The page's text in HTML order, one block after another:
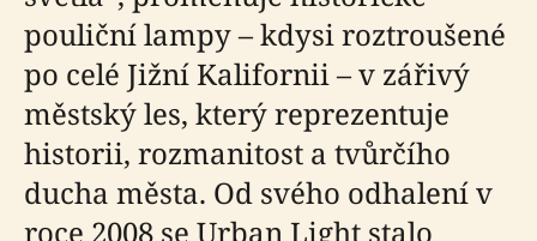
pouliční lampy – kdysi roztroušené
po celé Jižní Kalifornii – v zářivý
městský les, který reprezentuje
historii, rozmanitost a tvůrčího
ducha města. Od svého odhalení v
roce 2008 se Urban Light stalo